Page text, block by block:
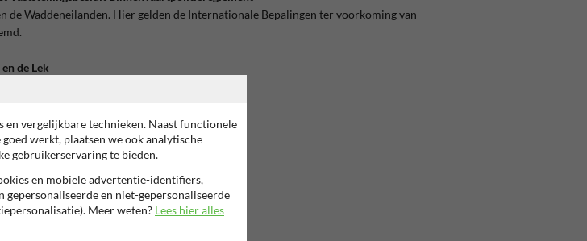
de Waddeneilanden. Hier gelden de Internationale Bepalingen ter voorkoming van
de Lek
aan boord hebben?
en vergelijkbare technieken. Naast functionele
werkt, plaatsen we ook analytische
gebruikerservaring te bieden.
en mobiele advertentie-identifiers,
en niet-gepersonaliseerde
Meer weten? Lees hier alles